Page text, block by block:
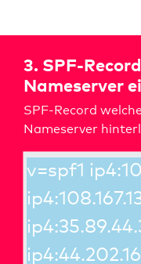
3. SPF-
Nameserver
SPF-Record
Nameserver